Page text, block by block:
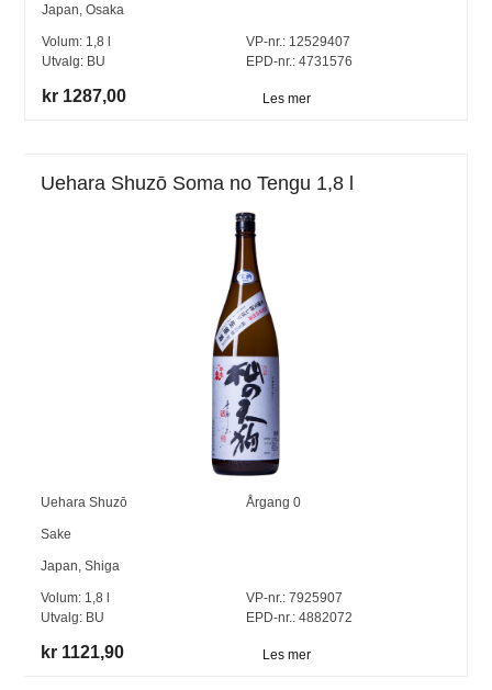
Japan ,Osaka
Volum: 1,8 l
Utvalg: BU
VP-nr.: 12529407
EPD-nr.: 4731576
kr 1287,00 Les mer
Uehara Shuzō Soma no Tengu 1,8 l
Uehara Shuzō Årgang 0
Sake
Japan ,Shiga
Volum: 1,8 l
Utvalg: BU
VP-nr.:7925907
EPD-nr.: 4882072
kr 1121,90 Les mer